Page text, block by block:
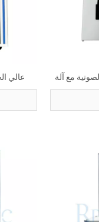
بالموجات فوق الصوتية
مع آلة
والقطع
عالي